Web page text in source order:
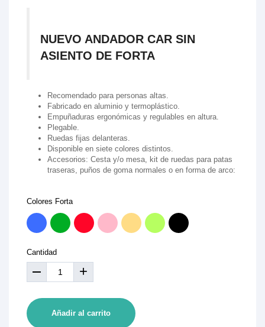
NUEVO ANDADOR CAR SIN
ASIENTO DE FORTA
Recomendado para personas altas.
Fabricado en aluminio y termoplástico.
Empuñaduras ergonómicas y regulables en altura.
Plegable.
Ruedas fijas delanteras.
Disponible en siete colores distintos.
Accesorios: Cesta y/o mesa, kit de ruedas para patas
traseras, puños de goma normales o en forma de arco:
Colores Forta
Cantidad
+
Añadir al carrito